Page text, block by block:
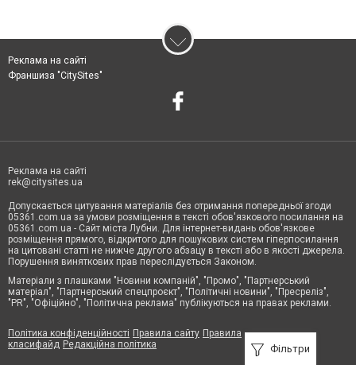
Фільтри
Реклама на сайті
Франшиза "CitySites"
Реклама на сайті
rek@citysites.ua
Допускається цитування матеріалів без отримання попередньої згоди
05361.com.ua за умови розміщення в тексті обов'язкового посилання на
05361.com.ua - Сайт міста Лубни. Для інтернет-видань обов'язкове
розміщення прямого, відкритого для пошукових систем гіперпосилання
на цитовані статті не нижче другого абзацу в тексті або в якості джерела.
Порушення виняткових прав переслідується Законом.
Матеріали з плашками "Новини компаній", "Промо", "Партнерський
матеріал", "Партнерський спецпроєкт", "Політичні новини", "Пресреліз",
"PR", "Офіційно", "Політична реклама" публікуються на правах реклами.
Політика конфіденційності Правила сайту Правила
класифайд Редакційна політика